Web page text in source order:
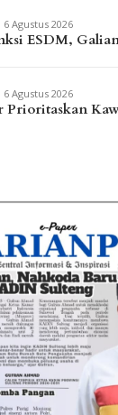
6 Agustus 2026
ESDM,
6 Agustus 2026
Prioritaskan